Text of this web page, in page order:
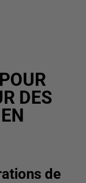
DES
de